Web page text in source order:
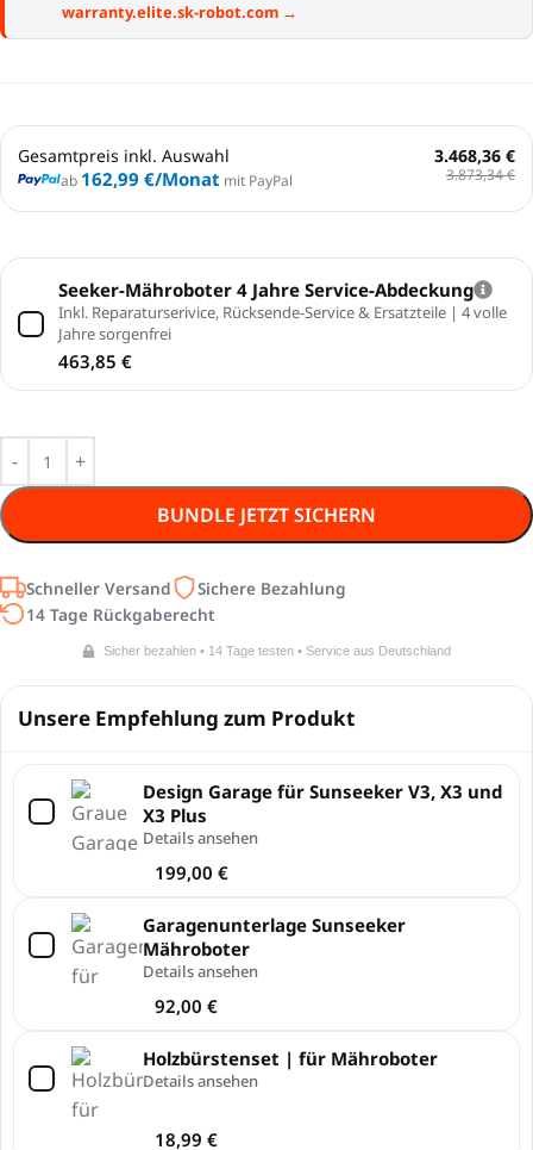
warranty.elite.sk-robot.com →
Gesamtpreis inkl. Auswahl
ab 162,99 €/Monat mit PayPal
3.468,36 €
3.873,34 €
Seeker-Mähroboter 4 Jahre Service-Abdeckung
Inkl. Reparaturserivice, Rücksende-Service & Ersatzteile | 4 volle
Jahre sorgenfrei
463,85 €
BUNDLE JETZT SICHERN
Schneller Versand
Sichere Bezahlung
14 Tage Rückgaberecht
Sicher bezahlen • 14 Tage testen • Service aus Deutschland
Unsere Empfehlung zum Produkt
Design Garage für Sunseeker V3, X3 und
X3 Plus
Details ansehen
199,00 €
Garagenunterlage Sunseeker
Mähroboter
Details ansehen
92,00 €
Holzbürstenset | für Mähroboter
Details ansehen
18,99 €